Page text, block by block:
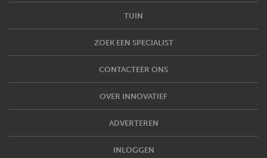
TUIN
ZOEK EEN SPECIALIST
CONTACTEER ONS
OVER INNOVATIEF
ADVERTEREN
INLOGGEN